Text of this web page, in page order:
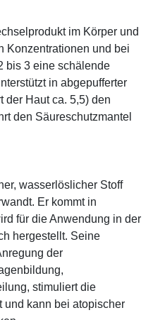
im Körper und
Konzentrationen und bei
bis 3 eine schälende
in abgepufferter
der Haut ca. 5,5) den
den Säureschutzmantel
wasserlöslicher Stoff
Er kommt in
für die Anwendung in der
hergestellt. Seine
der
stimuliert die
und kann bei atopischer